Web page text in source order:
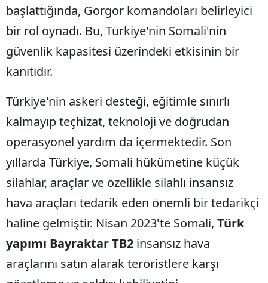
başlattığında, Gorgor komandoları belirleyici
bir rol oynadı. Bu, Türkiye'nin Somali'nin
güvenlik kapasitesi üzerindeki etkisinin bir
kanıtıdır.
Türkiye'nin askeri desteği, eğitimle sınırlı
kalmayıp teçhizat, teknoloji ve doğrudan
operasyonel yardım da içermektedir. Son
yıllarda Türkiye, Somali hükümetine küçük
silahlar, araçlar ve özellikle silahlı insansız
hava araçları tedarik eden önemli bir tedarikçi
haline gelmiştir. Nisan 2023'te Somali, Türk
yapımı Bayraktar TB2 insansız hava
araçlarını satın alarak teröristlere karşı